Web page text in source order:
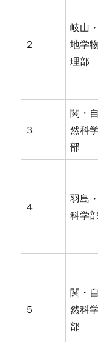
２
岐山・
地学物
理部
３
関・自
然科学
部
４
羽島・
科学部
５
関・自
然科学
部